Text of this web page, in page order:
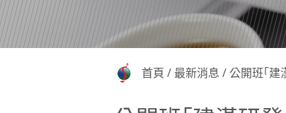
首頁 / 最新消息 /公開班｢建